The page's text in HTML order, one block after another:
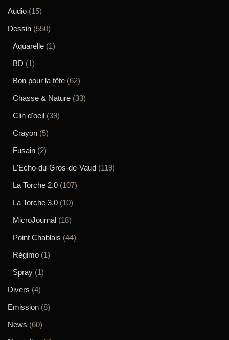
Audio (15)
Dessin (550)
Aquarelle (1)
BD (1)
Bon pour la tête (62)
Chasse & Nature (33)
Clin d'oeil (39)
Crayon (5)
Fusain (2)
L'Echo-du-Gros-de-Vaud (119)
La Torche 2.0 (107)
La Torche 3.0 (10)
MicroJournal (18)
Point Chablais (44)
Régimo (1)
Spray (1)
Divers (4)
Emission (8)
News (60)